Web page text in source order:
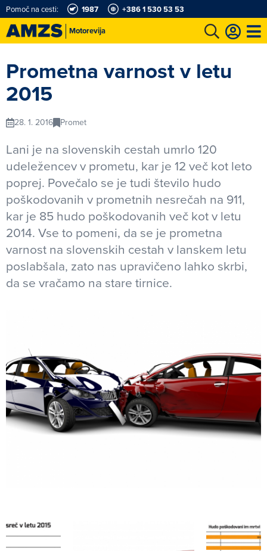
Motorevija
Pomoč na cesti: 1987 +386 1 530 53 53
Prometna varnost v letu
2015
28. 1. 2016 Promet
Lani je na slovenskih cestah umrlo 120
udeležencev v prometu, kar je 12 več kot leto
poprej. Povečalo se je tudi število hudo
poškodovanih v prometnih nesrečah na 911,
kar je 85 hudo poškodovanih več kot v letu
2014. Vse to pomeni, da se je prometna
varnost na slovenskih cestah v lanskem letu
poslabšala, zato nas upravičeno lahko skrbi,
da se vračamo na stare tirnice.